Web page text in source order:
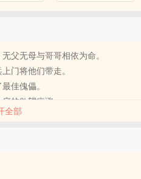
父无母与哥哥相依为命。
门将他们带走。
佳傀儡。
的欲望疯涨。
全部